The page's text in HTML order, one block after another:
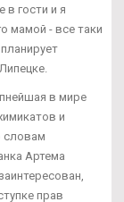
гости и я
мамой - все таки
в мире
и
словам
Артема
прав